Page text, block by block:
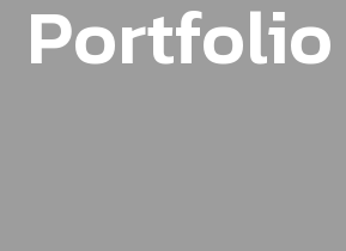
Portfolio